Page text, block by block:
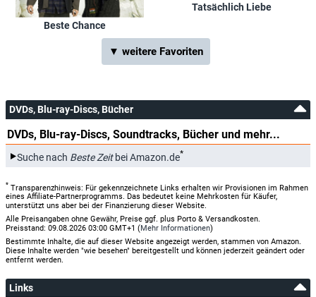
Beste Chance
Tatsächlich Liebe
▼ weitere Favoriten
DVDs, Blu-ray-Discs, Bücher
DVDs, Blu-ray-Discs, Soundtracks, Bücher und mehr...
Suche nach Beste Zeitbei Amazon.de*
* Transparenzhinweis: Für gekennzeichnete Links erhalten wir Provisionen im Rahmen
eines Affiliate-Partnerprogramms. Das bedeutet keine Mehrkosten für Käufer,
unterstützt uns aber bei der Finanzierung dieser Website.
Alle Preisangaben ohne Gewähr, Preise ggf. plus Porto & Versandkosten.
Preisstand: 09.08.2026 03:00 GMT+1 (Mehr Informationen)
Bestimmte Inhalte, die auf dieser Website angezeigt werden, stammen von Amazon.
Diese Inhalte werden "wie besehen" bereitgestellt und können jederzeit geändert oder
entfernt werden.
Links